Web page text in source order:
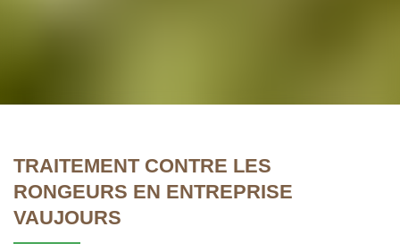
TRAITEMENT CONTRE LES
RONGEURS EN ENTREPRISE
VAUJOURS